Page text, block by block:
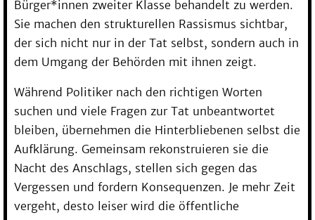
Bürger*innen zweiter Klasse behandelt zu werden.
Sie machen den strukturellen Rassismus sichtbar,
der sich nicht nur in der Tat selbst, sondern auch in
dem Umgang der Behörden mit ihnen zeigt.
Während Politiker nach den richtigen Worten
suchen und viele Fragen zur Tat unbeantwortet
bleiben, übernehmen die Hinterbliebenen selbst die
Aufklärung. Gemeinsam rekonstruieren sie die
Nacht des Anschlags, stellen sich gegen das
Vergessen und fordern Konsequenzen. Je mehr Zeit
vergeht, desto leiser wird die öffentliche